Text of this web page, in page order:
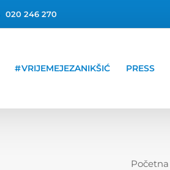
020 246 270
#VRIJEMEJEZANIKŠIĆ PRESS
Početna